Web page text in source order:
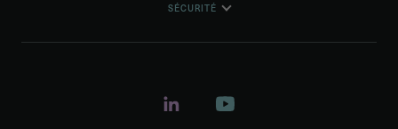
SÉCURITÉ